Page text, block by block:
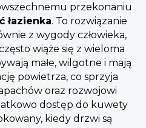
przekonaniu
łazienka. To rozwiązanie
z wygody człowieka,
wiąże się z wieloma
małe, wilgotne i mają
powietrza, co sprzyja
oraz rozwojowi
dostęp do kuwety
kiedy drzwi są